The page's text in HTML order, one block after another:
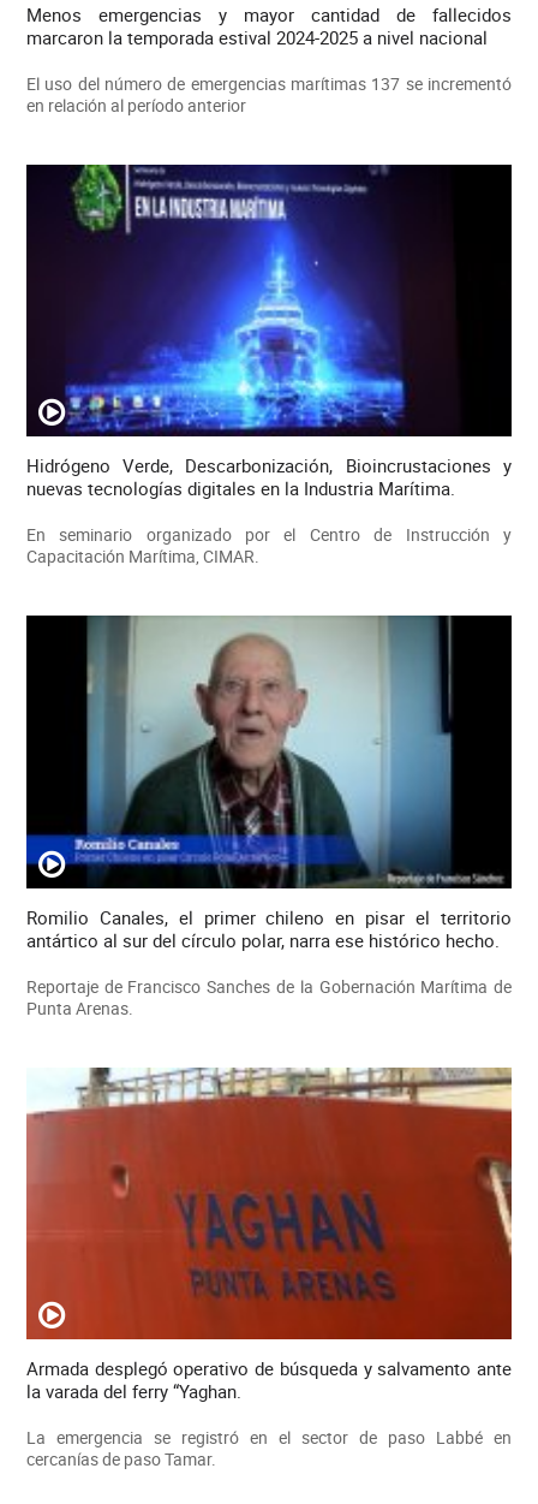
Menos emergencias y mayor cantidad de fallecidos
marcaron la temporada estival 2024-2025 a nivel nacional
El uso del número de emergencias marítimas 137 se incrementó
en relación al período anterior
Hidrógeno Verde, Descarbonización, Bioincrustaciones y
nuevas tecnologías digitales en la Industria Marítima.
En seminario organizado por el Centro de Instrucción y
Capacitación Marítima, CIMAR.
Romilio Canales, el primer chileno en pisar el territorio
antártico al sur del círculo polar, narra ese histórico hecho.
Reportaje de Francisco Sanches de la Gobernación Marítima de
Punta Arenas.
Armada desplegó operativo de búsqueda y salvamento ante
la varada del ferry “Yaghan.
La emergencia se registró en el sector de paso Labbé en
cercanías de paso Tamar.